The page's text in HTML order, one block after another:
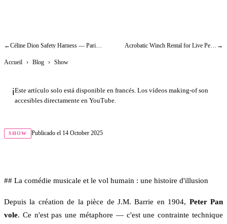
← Acrobatic Winch Rental for Live Performance: What to Know Before You Book →
Accueil › Blog › Show
ℹ️Este artículo solo está disponible en francés. Los vídeos making-of son
accesibles directamente en YouTube.
SHOW Publicado el 14 October 2025
## La comédie musicale et le vol humain : une histoire d'illusion
Depuis la création de la pièce de J.M. Barrie en 1904, Peter Pan
vole. Ce n'est pas une métaphore — c'est une contrainte technique